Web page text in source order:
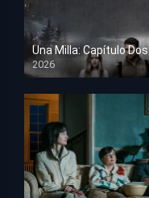
Una Milla: Capítulo Dos
2026
HD 1080p